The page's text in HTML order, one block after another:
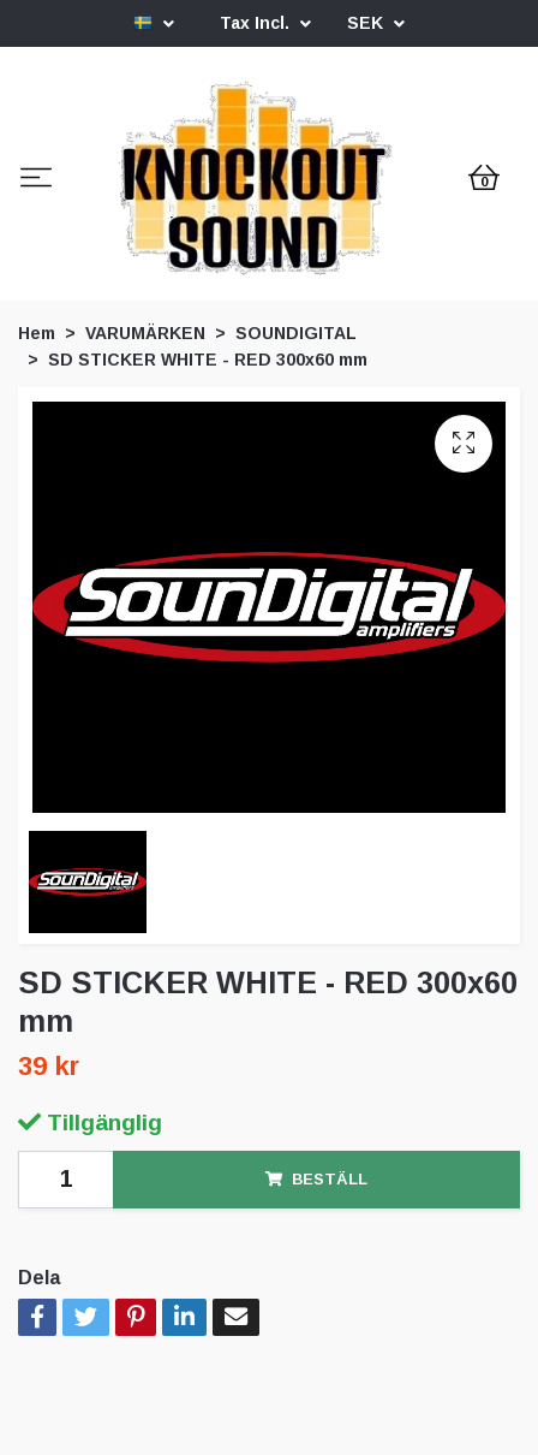
Tax Incl. SEK
0
Hem VARUMÄRKEN
SOUNDIGITAL
SD STICKER WHITE - RED 300x60 mm
SD STICKER WHITE - RED 300x60
mm
39 kr
Tillgänglig
BESTÄLL
Dela